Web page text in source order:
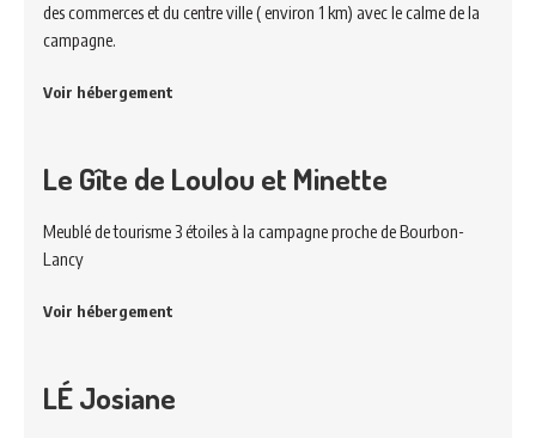
des commerces et du centre ville ( environ 1 km) avec le calme de la
campagne.
Voir hébergement
Le Gîte de Loulou et Minette
Meublé de tourisme 3 étoiles à la campagne proche de Bourbon-
Lancy
Voir hébergement
LÉ Josiane